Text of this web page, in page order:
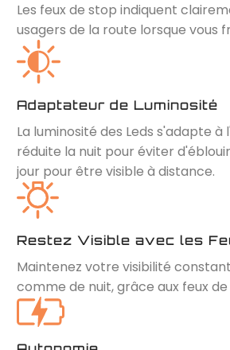
Les feux de stop indiquent
usagers de la route lorsque vous
Adaptateur de Luminosité
La luminosité des Leds s'adapte
réduite la nuit pour éviter
jour pour être visible à distance.
Restez Visible avec les
Maintenez votre visibilité
comme de nuit, grâce aux feux